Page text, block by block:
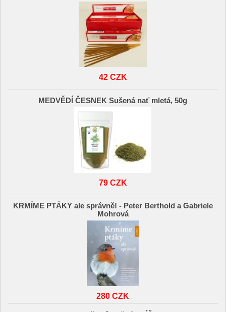
42 CZK
MEDVĚDÍ ČESNEK Sušená nať mletá, 50g
79 CZK
KRMÍME PTÁKY ale správně! - Peter Berthold a Gabriele
Mohrová
280 CZK